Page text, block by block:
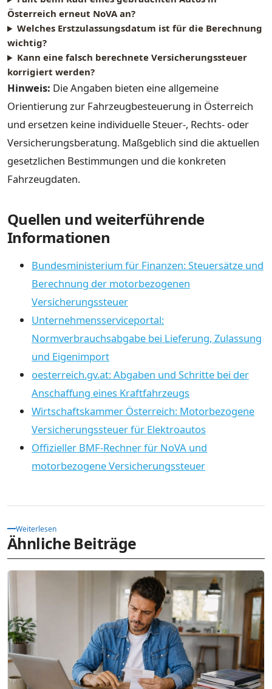
Österreich erneut NoVA an?
Welches Erstzulassungsdatum ist für die Berechnung
wichtig?
Kann eine falsch berechnete Versicherungssteuer
korrigiert werden?
Hinweis: Die Angaben bieten eine allgemeine
Orientierung zur Fahrzeugbesteuerung in Österreich
und ersetzen keine individuelle Steuer-, Rechts- oder
Versicherungsberatung. Maßgeblich sind die aktuellen
gesetzlichen Bestimmungen und die konkreten
Fahrzeugdaten.
Quellen und weiterführende
Informationen
Bundesministerium für Finanzen: Steuersätze und
Berechnung der motorbezogenen
Versicherungssteuer
Unternehmensserviceportal:
Normverbrauchsabgabe bei Lieferung, Zulassung
und Eigenimport
oesterreich.gv.at: Abgaben und Schritte bei der
Anschaffung eines Kraftfahrzeugs
Wirtschaftskammer Österreich: Motorbezogene
Versicherungssteuer für Elektroautos
Offizieller BMF-Rechner für NoVA und
motorbezogene Versicherungssteuer
Weiterlesen
Ähnliche Beiträge